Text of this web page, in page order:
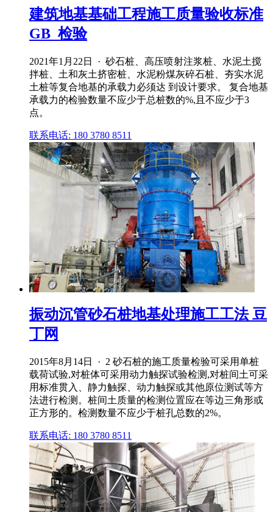
建筑地基基础工程施工质量验收标准
GB_检验
2021年1月22日 · 砂石桩、高压喷射注浆桩、水泥土搅
拌桩、土和灰土挤密桩、水泥粉煤灰碎石桩、夯实水泥
土桩等复合地基的承载力必须达 到设计要求。 复合地基
承载力的检验数量不应少于总桩数的%,且不应少于3
点。
联系电话: 180 3780 8511
振动沉管砂石桩地基处理施工工法 豆
丁网
2015年8月14日 · 2 砂石桩的施工质量检验可采用单桩
载荷试验,对桩体可采用动力触探试验检测,对桩间土可采
用标准贯入、静力触探、动力触探或其他原位测试等方
法进行检测。桩间土质量的检测位置应在等边三角形或
正方形的。检测数量不应少于桩孔总数的2%。
联系电话: 180 3780 8511